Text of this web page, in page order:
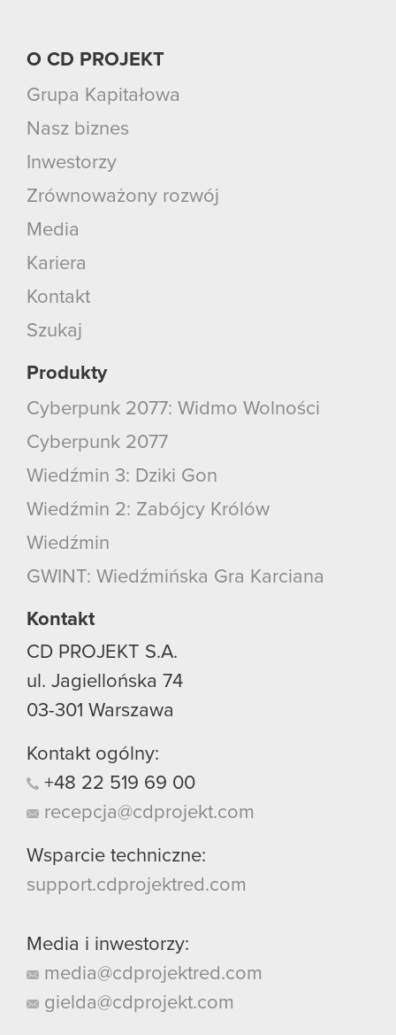
O CD PROJEKT
Grupa Kapitałowa
Nasz biznes
Inwestorzy
Zrównoważony rozwój
Media
Kariera
Kontakt
Szukaj
Produkty
Cyberpunk 2077: Widmo Wolności
Cyberpunk 2077
Wiedźmin 3: Dziki Gon
Wiedźmin 2: Zabójcy Królów
Wiedźmin
GWINT: Wiedźmińska Gra Karciana
Kontakt
CD PROJEKT S.A.
ul. Jagiellońska 74
03-301 Warszawa
Kontakt ogólny:
+48 22 519 69 00
recepcja@cdprojekt.com
Wsparcie techniczne:
support.cdprojektred.com
Media i inwestorzy:
media@cdprojektred.com
gielda@cdprojekt.com